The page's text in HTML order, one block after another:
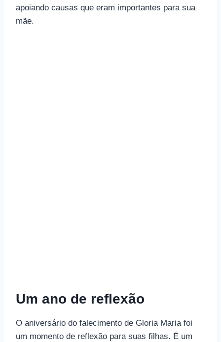
apoiando causas que eram importantes para sua
mãe.
Um ano de reflexão
O aniversário do falecimento de Gloria Maria foi
um momento de reflexão para suas filhas. É um